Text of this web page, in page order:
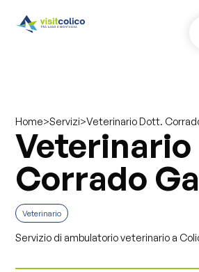
Home>Servizi>Veterinario Dott.
Corrado
Veterinario
Servizio di ambulatorio veterinario a